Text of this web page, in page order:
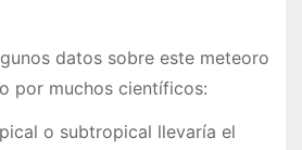
datos sobre este meteoro
por muchos científicos:
o subtropical llevaría el